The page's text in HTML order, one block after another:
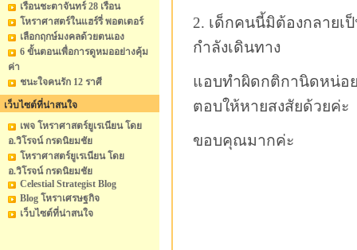
เรือนชะตาจันทร์ 28 เรือน
โหราศาสตร์ในแฮร์รี่ พอตเตอร์
เลือกฤกษ์มงคลด้วยตนเอง
6 ขั้นตอนเพื่อการดูหมออย่างคุ้ม
ค่า
ชนะใจคนรัก 12 ราศี
เว็บไซต์ที่น่าสนใจ
เพจ โหราศาสตร์ยูเรเนียน โดย
อ.วิโรจน์ กรดนิยมชัย
โหราศาสตร์ยูเรเนียน โดย
อ.วิโรจน์ กรดนิยมชัย
Celestial Strategist Blog
Blog โหราเศรษฐกิจ
เว็บไซต์ที่น่าสนใจ
2. เด็กคนนี้มิต้องกลายเ
กำลังเดินทาง
แอบทำผิดกติกานิดหน่อ
ตอบให้หายสงสัยด้วยค่ะ
ขอบคุณมากค่ะ